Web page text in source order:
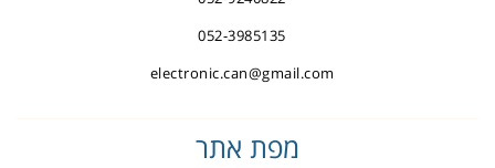
052-3985135
electronic.can@gmail.com
מפת אתר